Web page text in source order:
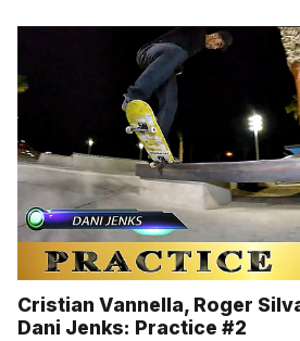
Cristian Vannella, Roger
Dani Jenks: Practice #2